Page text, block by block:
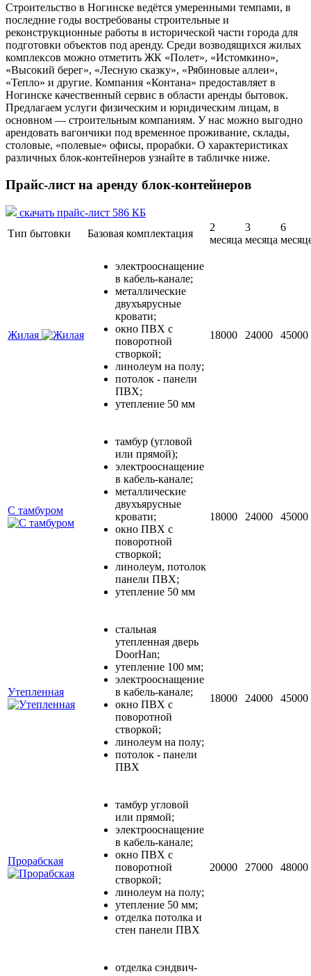
Строительство в Ногинске ведётся умеренными темпами, в
последние годы востребованы строительные и
реконструкционные работы в исторической части города для
подготовки объектов под аренду. Среди возводящихся жилых
комплексов можно отметить ЖК «Полет», «Истомкино»,
«Высокий берег», «Лесную сказку», «Рябиновые аллеи»,
«Тепло» и другие. Компания «Контана» предоставляет в
Ногинске качественный сервис в области аренды бытовок.
Предлагаем услуги физическим и юридическим лицам, в
основном — строительным компаниям. У нас можно выгодно
арендовать вагончики под временное проживание, склады,
столовые, «полевые» офисы, прорабки. О характеристиках
различных блок-контейнеров узнайте в табличке ниже.
Прайс-лист на аренду блок-контейнеров
скачать прайс-лист 586 КБ
Тип бытовки
Базовая комплектация
2
месяца
3
месяца
6
Жилая
электрооснащение
в кабель-канале;
металлические
двухъярусные
кровати;
окно ПВХ с
поворотной
створкой;
линолеум на полу;
потолок - панели
ПВХ;
утепление 50 мм
18000 24000 45000
С тамбуром
тамбур (угловой
или прямой);
электрооснащение
в кабель-канале;
металлические
двухъярусные
кровати;
окно ПВХ с
поворотной
створкой;
линолеум, потолок
панели ПВХ;
утепление 50 мм
18000 24000 45000
Утепленная
стальная
утепленная дверь
DoorHan;
утепление 100 мм;
электрооснащение
в кабель-канале;
окно ПВХ с
поворотной
створкой;
линолеум на полу;
потолок - панели
ПВХ
18000 24000 45000
Прорабская
тамбур угловой
или прямой;
электрооснащение
в кабель-канале;
окно ПВХ с
поворотной
створкой;
линолеум на полу;
утепление 50 мм;
отделка потолка и
стен панели ПВХ
20000 27000 48000
отделка сэндвич-